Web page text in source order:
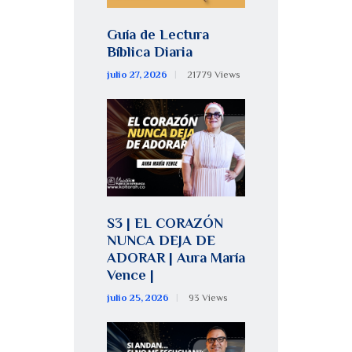
Guía de Lectura
Bíblica Diaria
julio 27, 2026 21779 Views
S3 | EL CORAZÓN
NUNCA DEJA DE
ADORAR | Aura María
Vence |
julio 25, 2026 93 Views